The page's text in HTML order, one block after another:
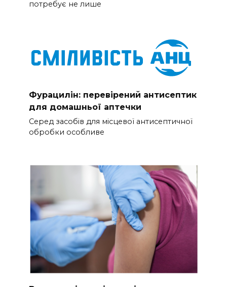
потребує не лише
Фурацилін: перевірений антисептик
для домашньої аптечки
Серед засобів для місцевої антисептичної
обробки особливе